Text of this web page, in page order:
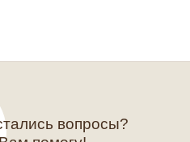
вопросы?